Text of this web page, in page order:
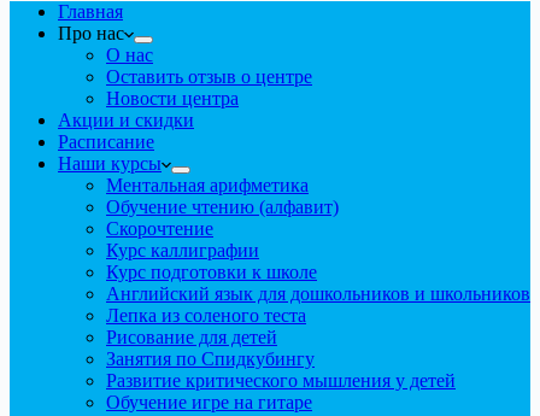
Главная
Про нас
О нас
Оставить отзыв о центре
Новости центра
Акции и скидки
Расписание
Наши курсы
Ментальная арифметика
Обучение чтению (алфавит)
Скорочтение
Курс каллиграфии
Курс подготовки к школе
Английский язык для дошкольников и школьников
Лепка из соленого теста
Рисование для детей
Занятия по Спидкубингу
Развитие критического мышления у детей
Обучение игре на гитаре